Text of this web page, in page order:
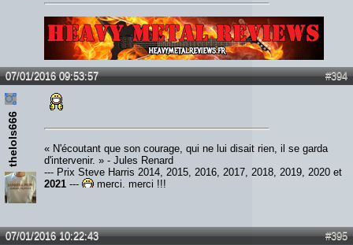
Lien :http://heavymetalreviews.fr/
#394
07/01/2016 09:53:57
thelols666
« N'écoutant que son courage, qui ne lui disait rien, il se garda
d'intervenir. » - Jules Renard
--- Prix Steve Harris 2014, 2015, 2016, 2017, 2018, 2019, 2020 et
2021 --- merci, merci !!!
#395
07/01/2016 10:22:43